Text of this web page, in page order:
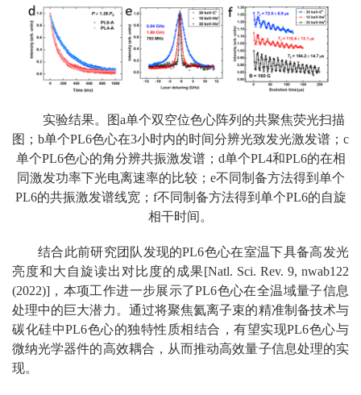
实验结果。图a单个双空位色心阵列的共聚焦荧光扫描
图；b单个PL6色心在3小时内的时间分辨光致发光激发谱；c
单个PL6色心的角分辨共振激发谱；d单个PL4和PL6的在相
同激发功率下光电离速率的比较；e不同制备方法得到单个
PL6的共振激发谱线宽；f不同制备方法得到单个PL6的自旋
相干时间。
结合此前研究团队发现的PL6色心在室温下具备高发光
亮度和大自旋读出对比度的成果[Natl. Sci. Rev. 9, nwab122
(2022)]，本项工作进一步展示了PL6色心在全温域量子信息
处理中的巨大潜力。通过将聚焦氦离子束的精准制备技术与
碳化硅中PL6色心的独特性质相结合，有望实现PL6色心与
微纳光学器件的高效耦合，从而推动高效量子信息处理的实
现。